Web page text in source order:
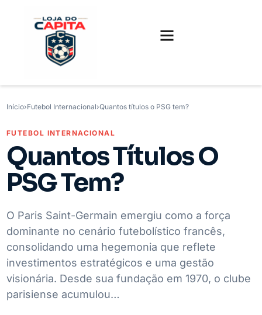
Início›Futebol Internacional›Quantos títulos o PSG tem?
FUTEBOL INTERNACIONAL
Quantos Títulos O
PSG Tem?
O Paris Saint-Germain emergiu como a força
dominante no cenário futebolístico francês,
consolidando uma hegemonia que reflete
investimentos estratégicos e uma gestão
visionária. Desde sua fundação em 1970, o clube
parisiense acumulou…